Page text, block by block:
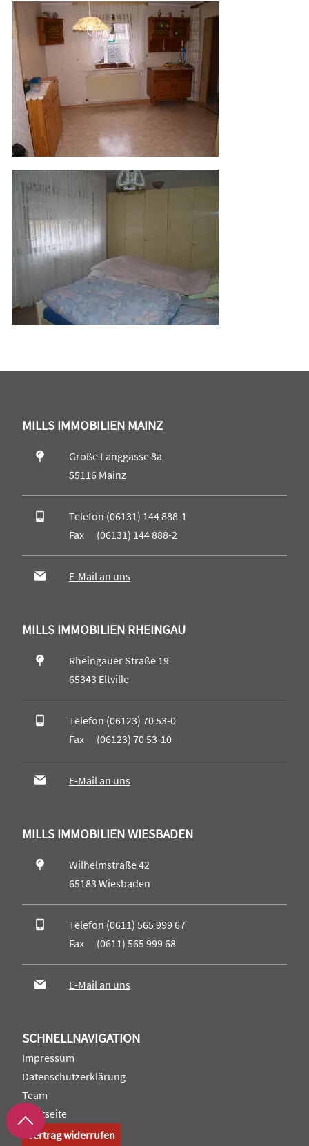
MILLS IMMOBILIEN MAINZ
Große Langgasse 8a
55116 Mainz
Telefon (06131) 144 888-1
Fax (06131) 144 888-2
E-Mail an uns
MILLS IMMOBILIEN RHEINGAU
Rheingauer Straße 19
65343 Eltville
Telefon (06123) 70 53-0
Fax (06123) 70 53-10
E-Mail an uns
MILLS IMMOBILIEN WIESBADEN
Wilhelmstraße 42
65183 Wiesbaden
Telefon (0611) 565 999 67
Fax (0611) 565 999 68
E-Mail an uns
SCHNELLNAVIGATION
Impressum
Datenschutzerklärung
Team
Startseite
Vertrag widerrufen